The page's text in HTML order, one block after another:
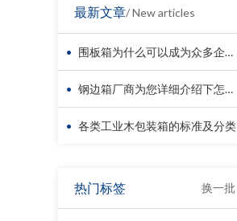
最新文章/ New articles
• 围板箱为什么可以成为众多企业放心放择的木包装箱？
• 钢边箱厂商为您详细介绍下怎样处理钢边箱的回收利用问题？
• 各类工业木包装箱的标准及分类
热门标签 换一批